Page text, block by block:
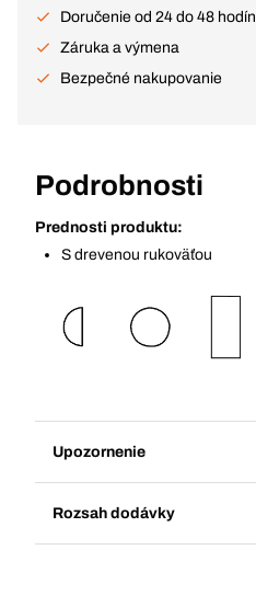
Doručenie od 24 do 48 hodín
Záruka a výmena
Bezpečné nakupovanie
Podrobnosti
Prednosti produktu:
S drevenou rukoväťou
Upozornenie
Rozsah dodávky